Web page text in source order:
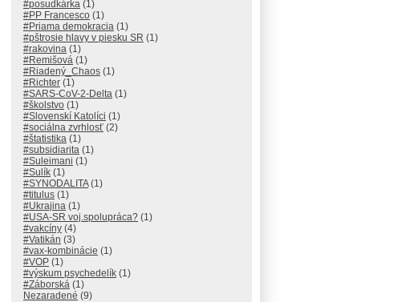
#posudkárka (1)
#PP Francesco (1)
#Priama demokracia (1)
#pštrosie hlavy v piesku SR (1)
#rakovina (1)
#Remišová (1)
#Riadený_Chaos (1)
#Richter (1)
#SARS-CoV-2-Delta (1)
#školstvo (1)
#Slovenskí Katolíci (1)
#sociálna zvrhlosť (2)
#štatistika (1)
#subsidiarita (1)
#Suleimani (1)
#Sulík (1)
#SYNODALITA(1)
#titulus (1)
#Ukrajina (1)
#USA-SR voj.spolupráca? (1)
#vakcíny (4)
#Vatikán (3)
#vax-kombinácie (1)
#VOP (1)
#výskum psychedelík (1)
#Záborská (1)
Nezaradené (9)